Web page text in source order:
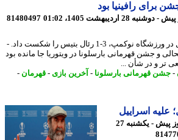
81480497
بارسلونا در آخرین بازی فصل در ورزشگاه نوکمپ، 3-1 رئال بتیس را شکست داد. -
قهرمانی بارسلونا در ویتوریا جا مانده بود
و در شأن ...
قهرمانی بارسلونا-آخرین بازی - قهرمان -
اسراییل
84 روز پیش - یکشنبه 27